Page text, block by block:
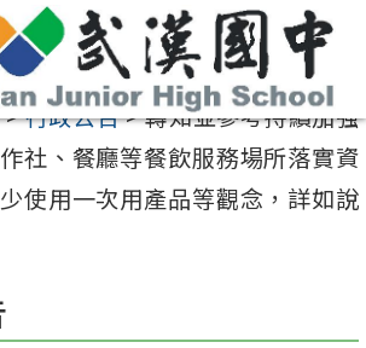
>行政公告>轉知並參考持續加強
社、餐廳等餐飲服務場所落實資
使用一次用產品等觀念，詳如說